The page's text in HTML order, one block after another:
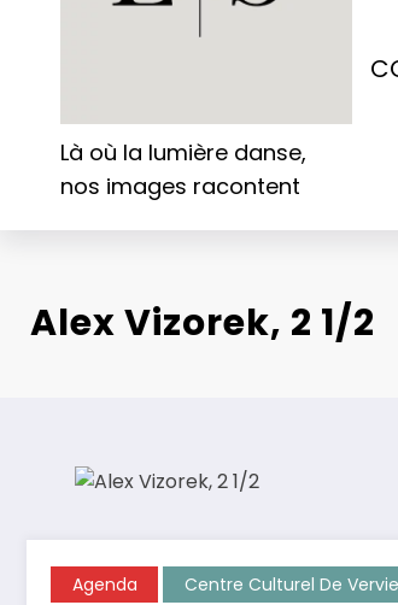
Là où la lumière danse,
nos images racontent
Alex Vizorek, 2 1/2
Agenda Centre Culturel De